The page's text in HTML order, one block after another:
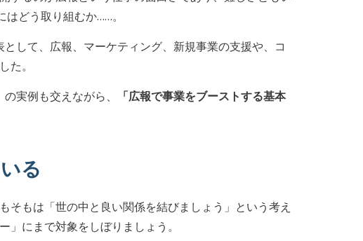
どう取り組むか……。
して、広報、マーケティング、新規事業の支援や、コ
た。
実例も交えながら、
「広報で事業をブーストする基本
る
もは「世の中と良い関係を結びましょう」という考え
にまで対象をしぼりましょう。